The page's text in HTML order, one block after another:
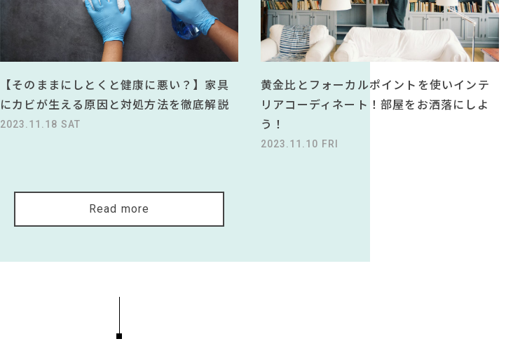
【そのままにしとくと健康に悪い？】家具
にカビが生える原因と対処方法を徹底解説
2023.11.18 SAT
黄金比とフォーカルポイントを使いインテ
リアコーディネート！部屋をお洒落にしよ
う！
2023.11.10 FRI
Read more